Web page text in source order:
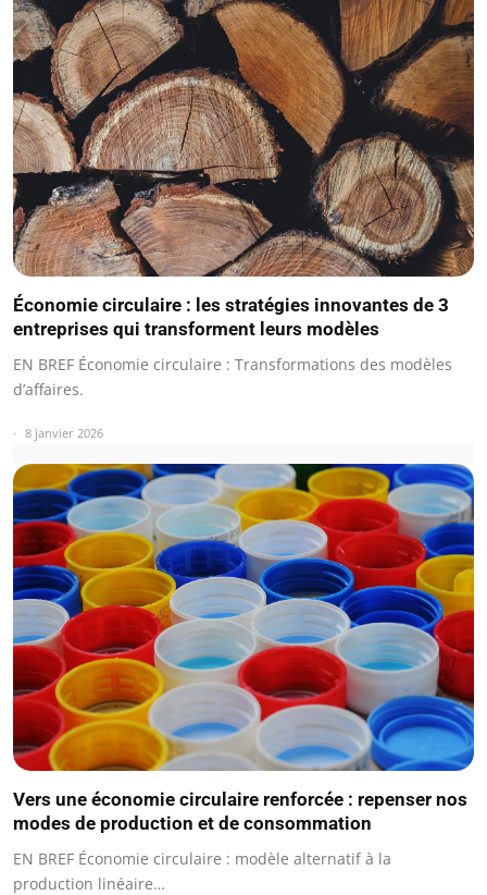
Économie circulaire : les stratégies innovantes de 3
entreprises qui transforment leurs modèles
EN BREF Économie circulaire : Transformations des modèles
d’affaires.
8 janvier 2026
Vers une économie circulaire renforcée : repenser nos
modes de production et de consommation
EN BREF Économie circulaire : modèle alternatif à la
production linéaire…